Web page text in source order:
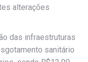
alterações
das infraestruturas
sanitário